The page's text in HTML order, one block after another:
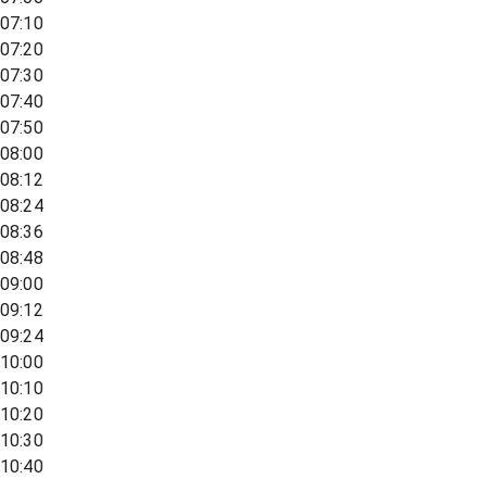
07:10
07:20
07:30
07:40
07:50
08:00
08:12
08:24
08:36
08:48
09:00
09:12
09:24
10:00
10:10
10:20
10:30
10:40